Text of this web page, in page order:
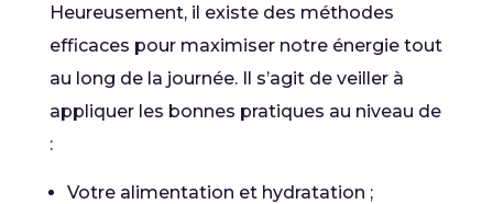
Heureusement, il existe des méthodes
efficaces pour maximiser notre énergie tout
au long de la journée. Il s’agit de veiller à
appliquer les bonnes pratiques au niveau de
:
Votre alimentation et hydratation ;